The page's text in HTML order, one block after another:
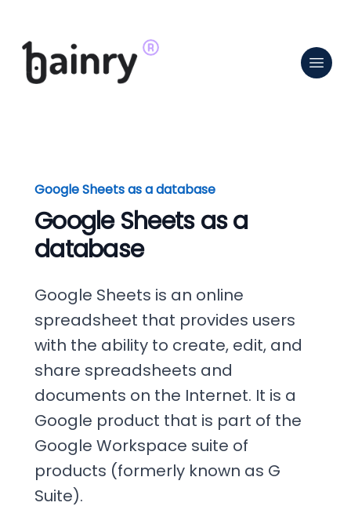
Google Sheets as a database
Google Sheets as a
database
Google Sheets is an online
spreadsheet that provides users
with the ability to create, edit, and
share spreadsheets and
documents on the Internet. It is a
Google product that is part of the
Google Workspace suite of
products (formerly known as G
Suite).